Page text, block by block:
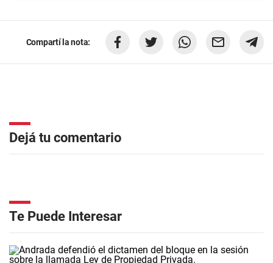
Compartí la nota:
Dejá tu comentario
Te Puede Interesar